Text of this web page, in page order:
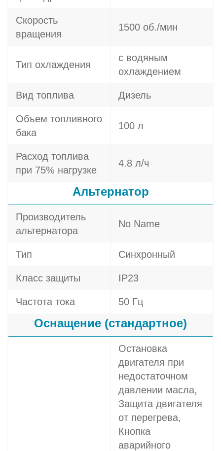
Скорость
вращения
1500 об./мин
Тип охлаждения
с водяным
охлаждением
Вид топлива Дизель
Объем топливного
бака
100 л
Расход топлива
при 75% нагрузке
4.8 л/ч
Альтернатор
Производитель
альтернатора
No Name
Тип Синхронный
Класс защиты IP23
Частота тока 50 Гц
Оснащение (стандартное)
Остановка
двигателя при
недостаточном
давлении масла,
Защита двигателя
от перегрева,
Кнопка
аварийного